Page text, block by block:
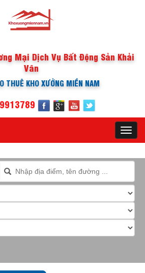
Mại Dịch Vụ Bất Động Sản Khải
Vân
THUÊ KHO XƯỞNG MIỀN NAM